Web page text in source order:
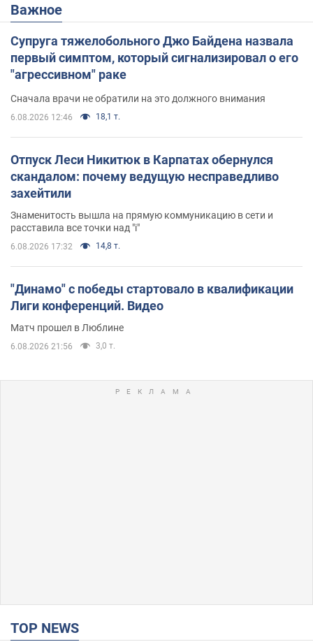
Важное
Супруга тяжелобольного Джо Байдена назвала
первый симптом, который сигнализировал о его
"агрессивном" раке
Сначала врачи не обратили на это должного внимания
6.08.2026 12:46 18,1 т.
Отпуск Леси Никитюк в Карпатах обернулся
скандалом: почему ведущую несправедливо
захейтили
Знаменитость вышла на прямую коммуникацию в сети и
расставила все точки над "i"
6.08.2026 17:32 14,8 т.
"Динамо" с победы стартовало в квалификации
Лиги конференций. Видео
Матч прошел в Люблине
6.08.2026 21:56 3,0 т.
TOP NEWS